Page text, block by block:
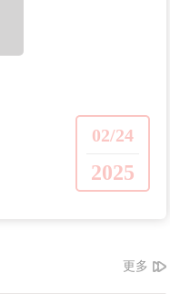
02/24
2025
更多